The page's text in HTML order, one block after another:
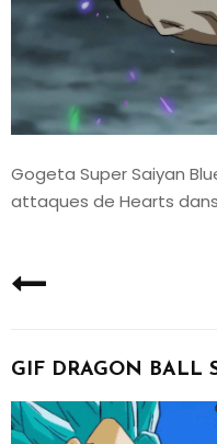
Gogeta Super Saiyan
attaques de Hearts dans
GIF DRAGON BALL